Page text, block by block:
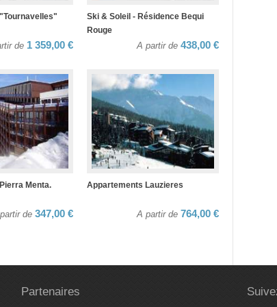
de 1 359,00 €
Ski & Soleil - Résidence Bequi
Rouge
A partir de 438,00 €
Menta.
de 347,00 €
Appartements Lauzieres
A partir de 764,00 €
Partenaires